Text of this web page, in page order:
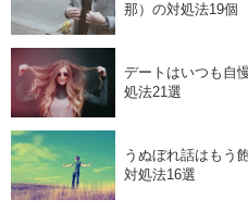
那）の対処法19個
デートはいつも自
処法21選
うぬぼれ話はもう
対処法16選